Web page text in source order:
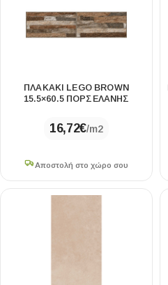
ΠΛΑΚΑΚΙ LEGO BROWN
15.5×60.5 ΠΟΡΣΕΛΑΝΗΣ
16,72€/m2
Αποστολή στο χώρο σου